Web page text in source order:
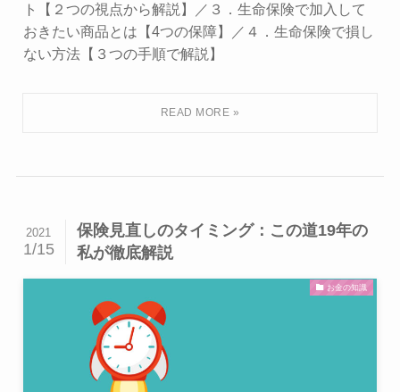
ト【２つの視点から解説】／３．生命保険で加入して
おきたい商品とは【4つの保障】／４．生命保険で損し
ない方法【３つの手順で解説】
保険見直しのタイミング：この道19年の
私が徹底解説
2021
1/15
お金の知識